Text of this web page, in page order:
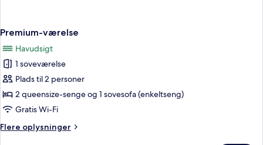
Premium-værelse
Havudsigt
1 soveværelse
Plads til 2 personer
2 queensize-senge og 1 sovesofa (enkeltseng)
Gratis Wi-Fi
Flere oplysninger
Flere